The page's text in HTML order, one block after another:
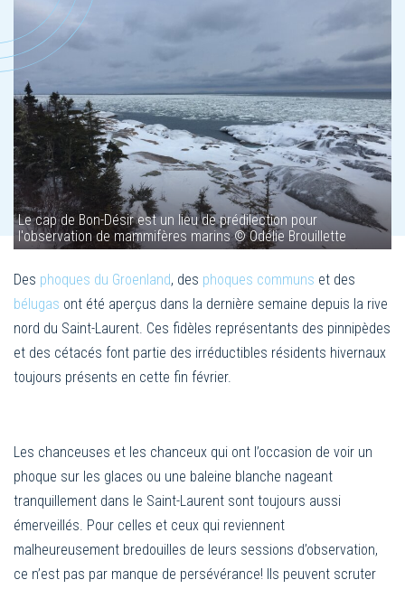
Le cap de Bon-Désir est un lieu de prédilection pour
l'observation de mammifères marins © Odélie Brouillette
Des phoques du Groenland, des phoques communs et des
bélugas ont été aperçus dans la dernière semaine depuis la rive
nord du Saint-Laurent. Ces fidèles représentants des pinnipèdes
et des cétacés font partie des irréductibles résidents hivernaux
toujours présents en cette fin février.
Les chanceuses et les chanceux qui ont l’occasion de voir un
phoque sur les glaces ou une baleine blanche nageant
tranquillement dans le Saint-Laurent sont toujours aussi
émerveillés. Pour celles et ceux qui reviennent
malheureusement bredouilles de leurs sessions d’observation,
ce n’est pas par manque de persévérance! Ils peuvent scruter